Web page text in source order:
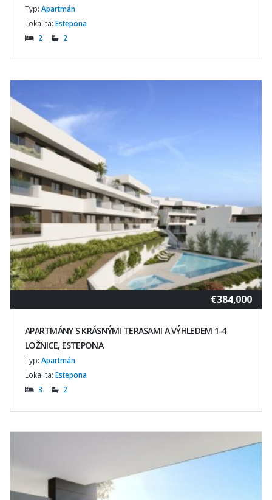
Typ: Apartmán
Lokalita: Estepona
2
2
€384,000
APARTMÁNY S KRÁSNÝMI TERASAMI A VÝHLEDEM 1-4
LOŽNICE, ESTEPONA
Typ: Apartmán
Lokalita: Estepona
3
2